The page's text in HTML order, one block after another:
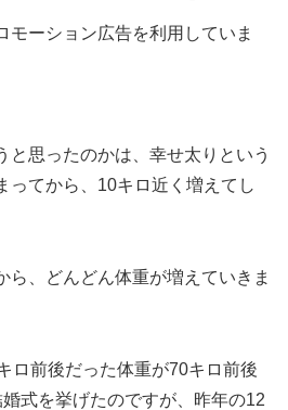
ーション広告を利用していま
と思ったのかは、幸せ太りという
ってから、10キロ近く増えてし
ら、どんどん体重が増えていきま
ロ前後だった体重が70キロ前後
式を挙げたのですが、昨年の12